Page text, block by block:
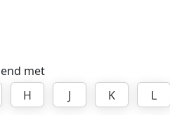
met
H J K L